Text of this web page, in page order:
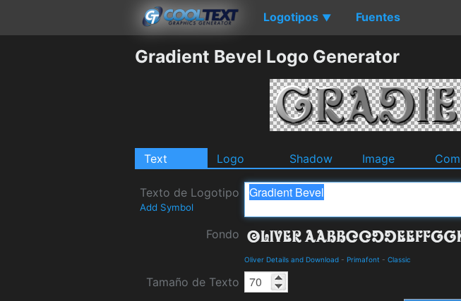
Logotipos ▼ Fuentes
Gradient Bevel Logo Generator
Text Logo Shadow Image
Texto de Logotipo
Add Symbol
Fondo
Oliver Details and Download - Primafont - Classic
Tamaño de Texto